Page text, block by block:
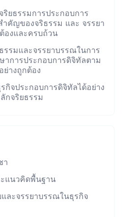
ริยธรรมการประกอบการ
คัญของจริธรรม และ จรรยา
องและครบถ้วน
รรมและจรรยาบรรณในการ
าการประกอบการดิจิทัลตาม
ย่างถูกต้อง
รกิจประกอบการดิจิทัลได้อย่าง
กจริยธรรม
า
แนวคิดพื้นฐาน
ละจรรยาบรรณในธุรกิจ